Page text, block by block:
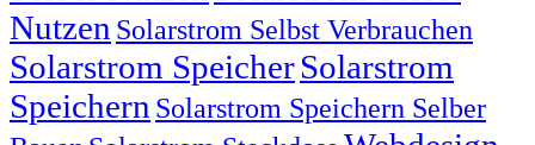
Nutzen Solarstrom Selbst Verbrauchen
Solarstrom SpeicherSolarstrom
Speichern Solarstrom Speichern Selber